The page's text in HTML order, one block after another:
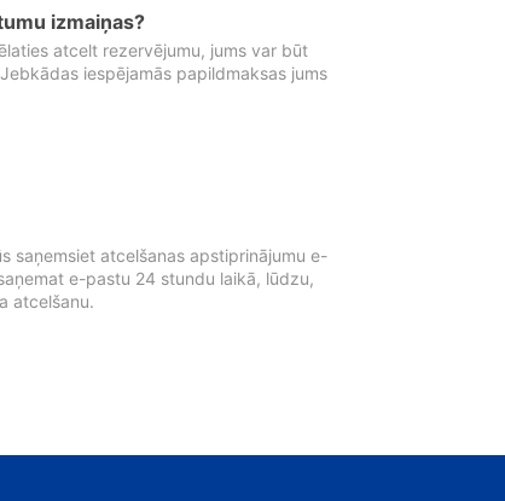
izmaiņas?
atcelt rezervējumu, jums var būt
iespējamās papildmaksas jums
saņemsiet atcelšanas apstiprinājumu e-
e-pastu 24 stundu laikā, lūdzu,
atcelšanu.